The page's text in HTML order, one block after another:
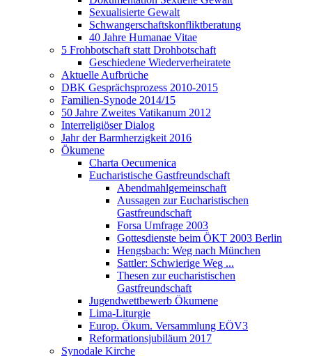
Sexualisierte Gewalt
Schwangerschaftskonfliktberatung
40 Jahre Humanae Vitae
5 Frohbotschaft statt Drohbotschaft
Geschiedene Wiederverheiratete
Aktuelle Aufbrüche
DBK Gesprächsprozess 2010-2015
Familien-Synode 2014/15
50 Jahre Zweites Vatikanum 2012
Interreligiöser Dialog
Jahr der Barmherzigkeit 2016
Ökumene
Charta Oecumenica
Eucharistische Gastfreundschaft
Abendmahlgemeinschaft
Aussagen zur Eucharistischen
Gastfreundschaft
Forsa Umfrage 2003
Gottesdienste beim ÖKT 2003 Berlin
Hengsbach: Weg nach München
Sattler: Schwierige Weg ...
Thesen zur eucharistischen
Gastfreundschaft
Jugendwettbewerb Ökumene
Lima-Liturgie
Europ. Ökum. Versammlung EÖV3
Reformationsjubiläum 2017
Synodale Kirche